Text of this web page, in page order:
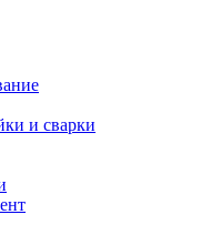
и сварки